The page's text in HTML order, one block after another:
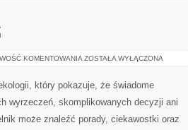
KOMENTOWANIA RECYKLING
ZOSTAŁA WYŁĄCZONA
który pokazuje, że świadome
wyrzeczeń, skomplikowanych decyzji ani
może znaleźć porady, ciekawostki oraz